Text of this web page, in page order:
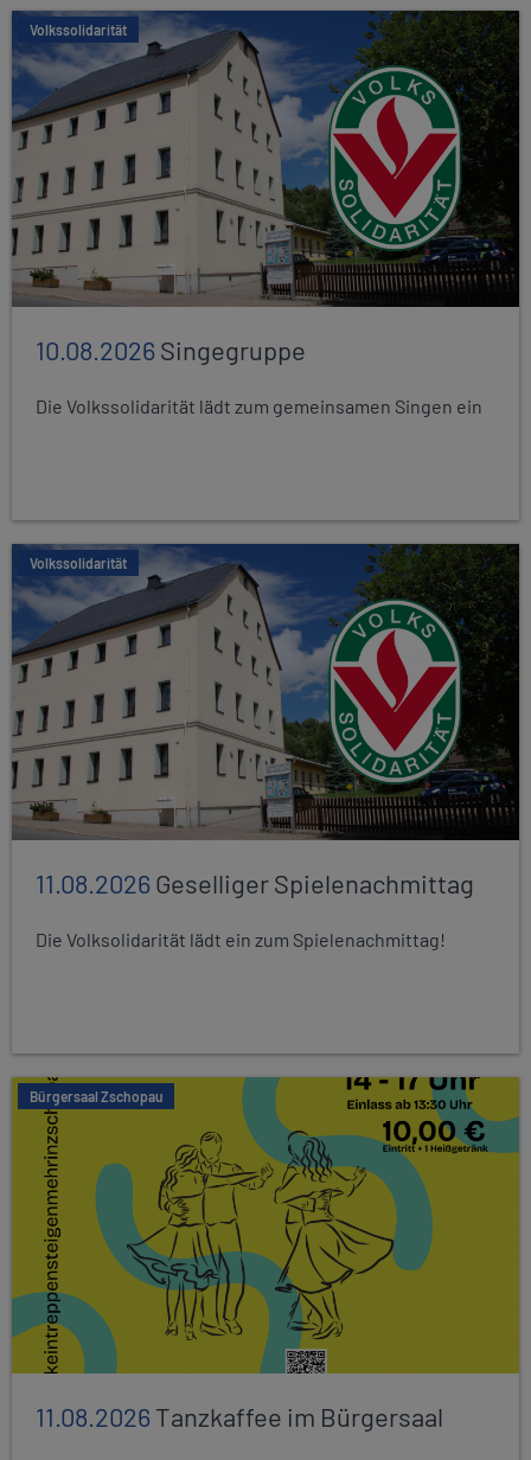
Volkssolidarität
10.08.2026Singegruppe
Die Volkssolidarität lädt zum gemeinsamen Singen ein
Volkssolidarität
11.08.2026Geselliger Spielenachmittag
Die Volksolidarität lädt ein zum Spielenachmittag!
Bürgersaal Zschopau
11.08.2026Tanzkaffee im Bürgersaal